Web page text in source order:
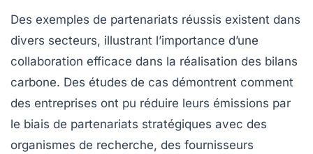
Des exemples de partenariats réussis existent dans
divers secteurs, illustrant l’importance d’une
collaboration efficace dans la réalisation des bilans
carbone. Des études de cas démontrent comment
des entreprises ont pu réduire leurs émissions par
le biais de partenariats stratégiques avec des
organismes de recherche, des fournisseurs